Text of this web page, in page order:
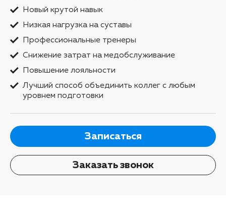
Новый крутой навык
Низкая нагрузка на суставы
Профессиональные тренеры
Снижение затрат на медобслуживание
Повышение лояльности
Лучший способ объединить коллег с любым
уровнем подготовки
Записаться
Заказать звонок